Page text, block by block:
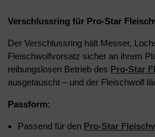
Verschlussring für Pro-Star
Der Verschlussring hält Messer,
Fleischwolfvorsatz sicher an ihrem
reibungslosen Betrieb des Pro-Star
ausgetauscht – und der Fleischwolf
Passform:
Passend für den Pro-Star